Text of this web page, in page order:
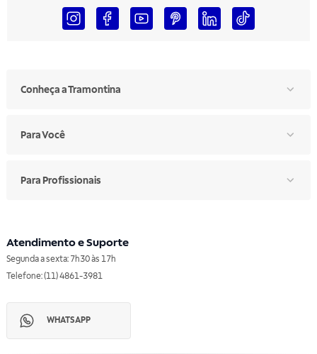
Conheça a Tramontina
Para Você
Para Profissionais
Atendimento e Suporte
Segunda a sexta: 7h30 às 17h
Telefone: (11) 4861-3981
WHATSAPP